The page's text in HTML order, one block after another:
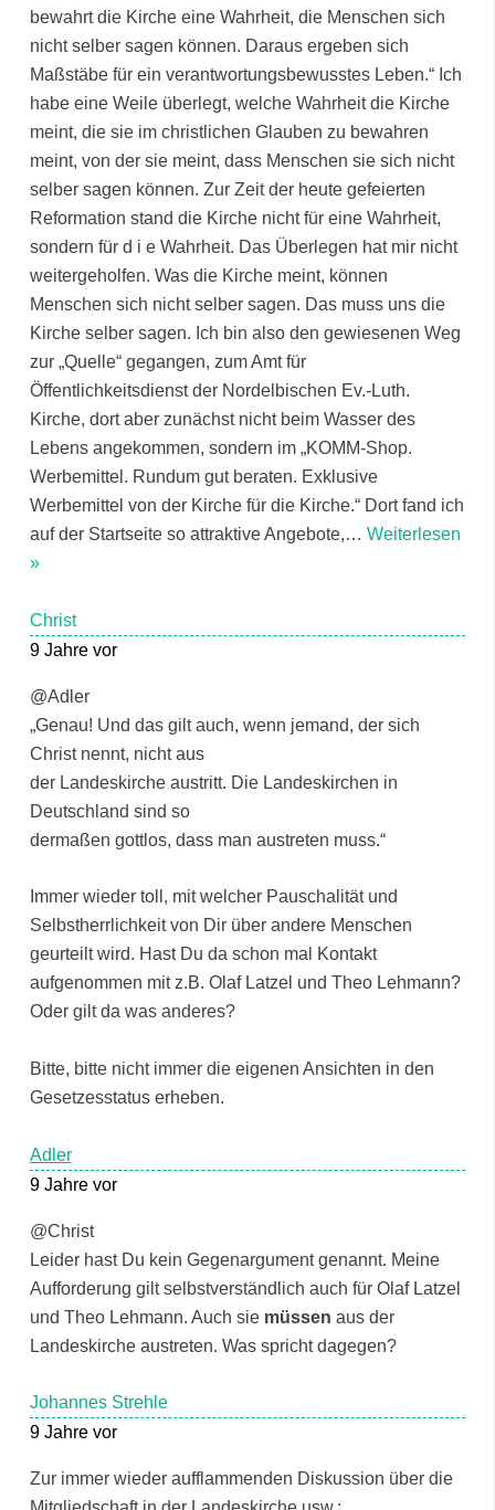
bewahrt die Kirche eine Wahrheit, die Menschen sich
nicht selber sagen können. Daraus ergeben sich
Maßstäbe für ein verantwortungsbewusstes Leben.“ Ich
habe eine Weile überlegt, welche Wahrheit die Kirche
meint, die sie im christlichen Glauben zu bewahren
meint, von der sie meint, dass Menschen sie sich nicht
selber sagen können. Zur Zeit der heute gefeierten
Reformation stand die Kirche nicht für eine Wahrheit,
sondern für d i e Wahrheit. Das Überlegen hat mir nicht
weitergeholfen. Was die Kirche meint, können
Menschen sich nicht selber sagen. Das muss uns die
Kirche selber sagen. Ich bin also den gewiesenen Weg
zur „Quelle“ gegangen, zum Amt für
Öffentlichkeitsdienst der Nordelbischen Ev.-Luth.
Kirche, dort aber zunächst nicht beim Wasser des
Lebens angekommen, sondern im „KOMM-Shop.
Werbemittel. Rundum gut beraten. Exklusive
Werbemittel von der Kirche für die Kirche.“ Dort fand ich
auf der Startseite so attraktive Angebote,… Weiterlesen
»
Christ
9 Jahre vor
@Adler
„Genau! Und das gilt auch, wenn jemand, der sich
Christ nennt, nicht aus
der Landeskirche austritt. Die Landeskirchen in
Deutschland sind so
dermaßen gottlos, dass man austreten muss.“
Immer wieder toll, mit welcher Pauschalität und
Selbstherrlichkeit von Dir über andere Menschen
geurteilt wird. Hast Du da schon mal Kontakt
aufgenommen mit z.B. Olaf Latzel und Theo Lehmann?
Oder gilt da was anderes?
Bitte, bitte nicht immer die eigenen Ansichten in den
Gesetzesstatus erheben.
Adler
9 Jahre vor
@Christ
Leider hast Du kein Gegenargument genannt. Meine
Aufforderung gilt selbstverständlich auch für Olaf Latzel
und Theo Lehmann. Auch sie müssen aus der
Landeskirche austreten. Was spricht dagegen?
Johannes Strehle
9 Jahre vor
Zur immer wieder aufflammenden Diskussion über die